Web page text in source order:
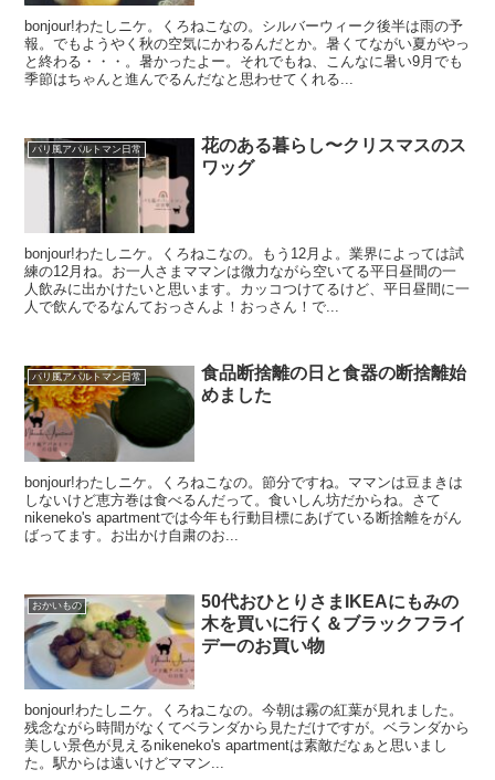
bonjour!わたしニケ。くろねこなの。シルバーウィーク後半は雨の予
報。でもようやく秋の空気にかわるんだとか。暑くてながい夏がやっ
と終わる・・・。暑かったよー。それでもね、こんなに暑い9月でも
季節はちゃんと進んでるんだなと思わせてくれる...
パリ風アパルトマン日常
花のある暮らし〜クリスマスのス
ワッグ
bonjour!わたしニケ。くろねこなの。もう12月よ。業界によっては試
練の12月ね。お一人さまママンは微力ながら空いてる平日昼間の一
人飲みに出かけたいと思います。カッコつけてるけど、平日昼間に一
人で飲んでるなんておっさんよ！おっさん！で...
パリ風アパルトマン日常
食品断捨離の日と食器の断捨離始
めました
bonjour!わたしニケ。くろねこなの。節分ですね。ママンは豆まきは
しないけど恵方巻は食べるんだって。食いしん坊だからね。さて
nikeneko's apartmentでは今年も行動目標にあげている断捨離をがん
ばってます。お出かけ自粛のお...
おかいもの
50代おひとりさまIKEAにもみの
木を買いに行く＆ブラックフライ
デーのお買い物
bonjour!わたしニケ。くろねこなの。今朝は霧の紅葉が見れました。
残念ながら時間がなくてベランダから見ただけですが。ベランダから
美しい景色が見えるnikeneko's apartmentは素敵だなぁと思いまし
た。駅からは遠いけどママン...